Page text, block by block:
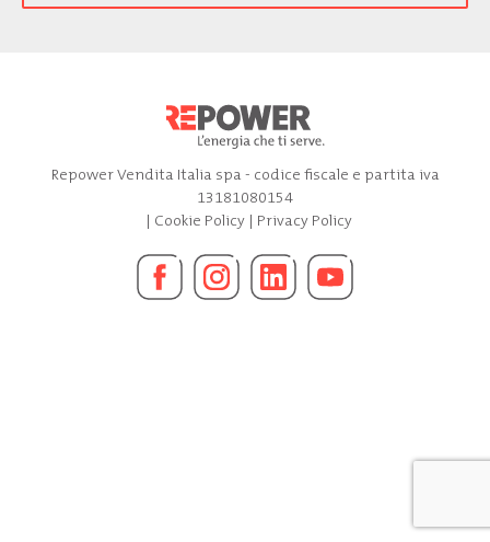
Repower Vendita Italia spa - codice fiscale e partita iva
13181080154
| Cookie Policy| Privacy Policy